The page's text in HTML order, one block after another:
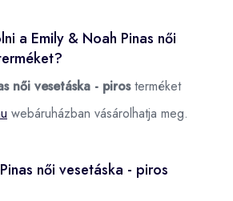
a Emily & Noah Pinas női
női vesetáska - pirosterméket
webáruházban vásárolhatja meg.
női vesetáska - piros